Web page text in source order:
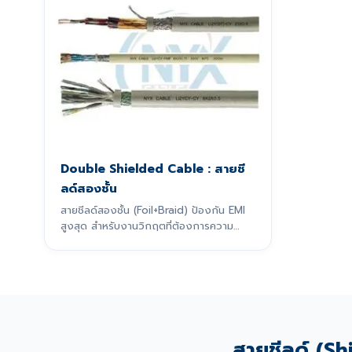
Double Shielded Cable : สายชี
ลด์สองชั้น
สายชีลด์สองชั้น (Foil+Braid) ป้องกัน EMI
สูงสุด สำหรับงานวิกฤตที่ต้องการความ